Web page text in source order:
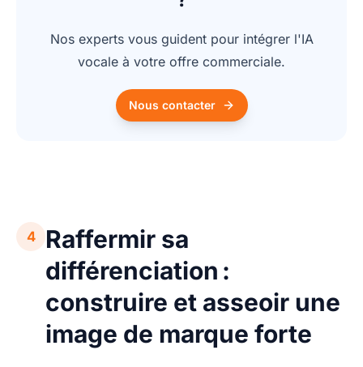
Nos experts vous guident pour intégrer l'IA
vocale à votre offre commerciale.
Nous contacter
4
Raffermir sa
différenciation :
construire et asseoir une
image de marque forte